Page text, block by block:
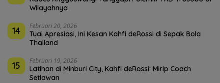
Wilayahnya
14 Februari 20, 2026
Tuai Apresiasi, Ini Kesan Kahfi deRossi di Sepak Bola
Thailand
15 Februari 19, 2026
Latihan di Minburi City, Kahfi deRossi: Mirip Coach
Setiawan